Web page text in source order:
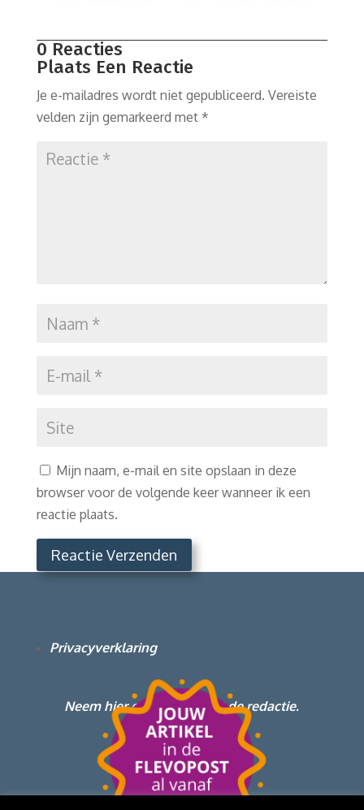
0 Reacties
Plaats Een Reactie
Je e-mailadres wordt niet gepubliceerd. Vereiste
velden zijn gemarkeerd met *
Mijn naam, e-mail en site opslaan in deze
browser voor de volgende keer wanneer ik een
reactie plaats.
Reactie Verzenden
Privacyverklaring
Neem hier contact op met de redactie.